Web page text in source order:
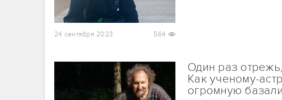
24 сентября 2023 564
Один раз
Как ученому-
огромную